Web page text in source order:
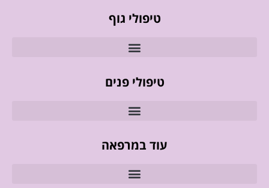
טיפולי גוף
טיפולי פנים
עוד במרפאה